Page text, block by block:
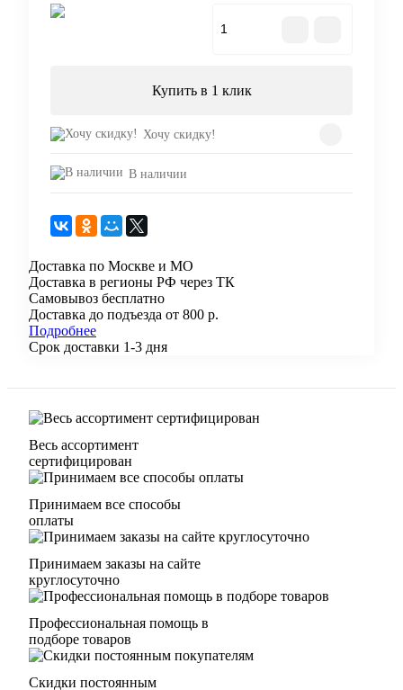
Купить в 1 клик
Хочу скидку!
В наличии
Доставка по Москве и МО
Доставка в регионы РФ через ТК
Самовывоз бесплатно
Доставка до подъезда от 800 р.
Подробнее
Срок доставки 1-3 дня
Весь ассортимент
сертифицирован
Принимаем все способы
оплаты
Принимаем заказы на сайте
круглосуточно
Профессиональная помощь в
подборе товаров
Скидки постоянным